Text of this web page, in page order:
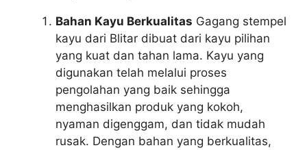
Bahan Kayu Berkualitas Gagang stempel
kayu dari Blitar dibuat dari kayu pilihan
yang kuat dan tahan lama. Kayu yang
digunakan telah melalui proses
pengolahan yang baik sehingga
menghasilkan produk yang kokoh,
nyaman digenggam, dan tidak mudah
rusak. Dengan bahan yang berkualitas,